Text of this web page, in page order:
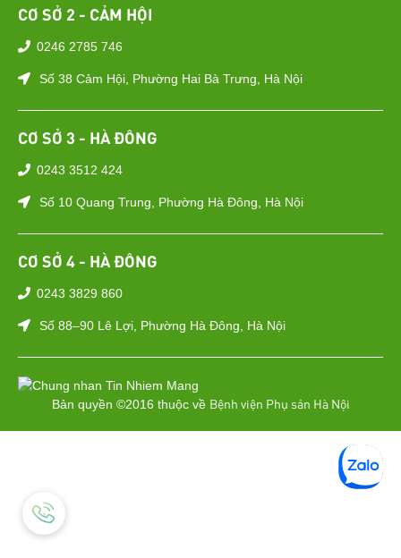
CƠ SỞ 2 - CẢM HỘI
0246 2785 746
Số 38 Cảm Hội, Phường Hai Bà Trưng, Hà Nội
CƠ SỞ 3 - HÀ ĐÔNG
0243 3512 424
Số 10 Quang Trung, Phường Hà Đông, Hà Nội
CƠ SỞ 4 - HÀ ĐÔNG
0243 3829 860
Số 88–90 Lê Lợi, Phường Hà Đông, Hà Nội
Bản quyền ©2016 thuộc về Bệnh viện Phụ sản Hà Nội